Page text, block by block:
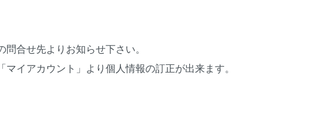
合せ先よりお知らせ下さい。
イアカウント」より個人情報の訂正が出来ます。